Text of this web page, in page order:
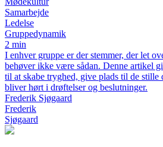
Samarbejde
Ledelse
Gruppedynamik
2 min
I enhver gruppe er der stemmer, der let
behøver ikke være sådan. Denne artikel
til at skabe tryghed, give plads til de stille
bliver hørt i drøftelser og beslutninger.
Frederik Sjøgaard
Frederik
Sjøgaard